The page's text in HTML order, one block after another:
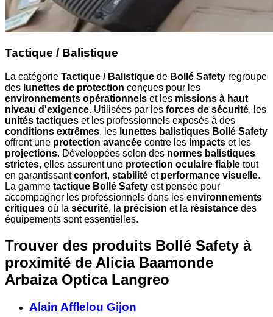
Tactique / Balistique
La catégorie Tactique / Balistique de Bollé Safety regroupe
des lunettes de protection conçues pour les
environnements opérationnels et les missions à haut
niveau d'exigence. Utilisées par les forces de sécurité, les
unités tactiques et les professionnels exposés à des
conditions extrêmes, les lunettes balistiques Bollé Safety
offrent une protection avancée contre les impacts et les
projections. Développées selon des normes balistiques
strictes, elles assurent une protection oculaire fiable tout
en garantissantconfort, stabilité et performance visuelle.
La gamme tactique Bollé Safety est pensée pour
accompagner les professionnels dans les environnements
critiques où la sécurité, la précision et la résistance des
équipements sont essentielles.
Trouver des produits Bollé Safety à
proximité de Alicia Baamonde
Arbaiza Optica Langreo
Alain Afflelou Gijon